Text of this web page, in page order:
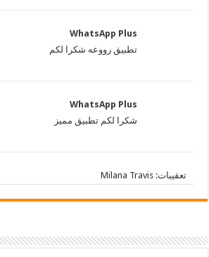
WhatsApp Plus
تطبيق رووعه شكرا لكم
WhatsApp Plus
شكرا لكم تطبيق مميز
تعقيبات: Milana Travis